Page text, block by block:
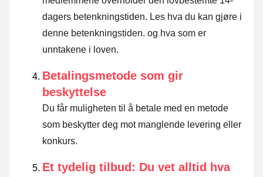
dagers betenkningstiden. Les hva du kan gjøre i
denne betenkningstiden. og hva som er
unntakene i loven.
Betalingsmetode som gir
beskyttelse
Du får muligheten til å betale med en metode
som beskytter deg mot manglende levering eller
konkurs.
Et tydelig tilbud: Du vet alltid hva